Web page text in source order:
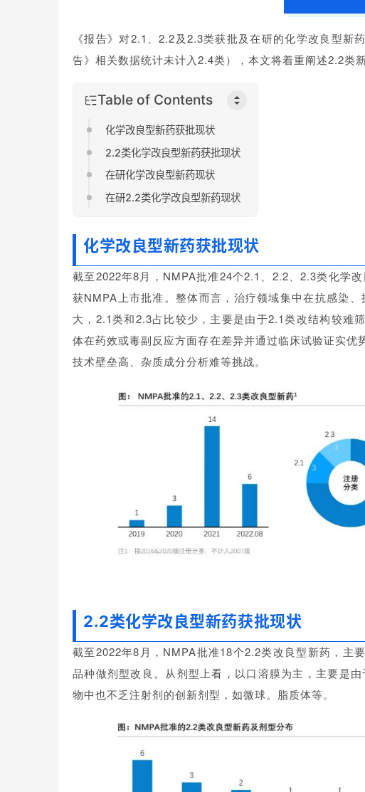
《报告》对2.1、2.2及2.3类获批及在研的化学改良型
告》相关数据统计未计入2.4类），本文将着重阐述2.2类
Table of Contents
化学改良型新药获批现状
2.2类化学改良型新药获批现状
在研化学改良型新药现状
在研2.2类化学改良型新药现状
化学改良型新药获批现状
截至2022年8月，NMPA批准24个2.1、2.2、2.3类化学
获NMPA上市批准。整体而言，治疗领域集中在抗感染
大，2.1类和2.3占比较少，主要是由于2.1类改结构较难
体在药效或毒副反应方面存在差异并通过临床试验证实
技术壁垒高、杂质成分分析难等挑战。
2.2类化学改良型新药获批现状
截至2022年8月，NMPA批准18个2.2类改良型新药，主
品种做剂型改良。从剂型上看，以口溶膜为主，主要是
物中也不乏注射剂的创新剂型，如微球。脂质体等。